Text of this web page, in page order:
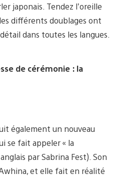
japonais. Tendez l’oreille
différents doublages ont
dans toutes les langues.
de cérémonie : la
également un nouveau
se fait appeler « la
par Sabrina Fest). Son
et elle fait en réalité